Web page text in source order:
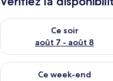
Ce soir
août 7 - août 8
Vérifier la disponibilité
Ce week-end
Vérifier la disponibilité